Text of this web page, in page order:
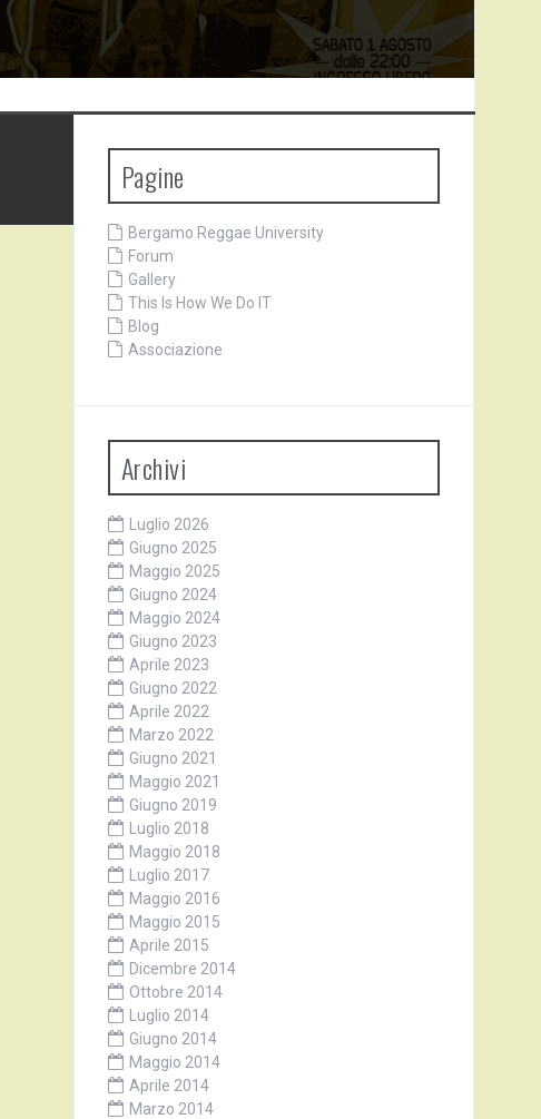
Pagine
Bergamo Reggae University
Forum
Gallery
This Is How We Do IT
Blog
Associazione
Archivi
Luglio 2026
Giugno 2025
Maggio 2025
Giugno 2024
Maggio 2024
Giugno 2023
Aprile 2023
Giugno 2022
Aprile 2022
Marzo 2022
Giugno 2021
Maggio 2021
Giugno 2019
Luglio 2018
Maggio 2018
Luglio 2017
Maggio 2016
Maggio 2015
Aprile 2015
Dicembre 2014
Ottobre 2014
Luglio 2014
Giugno 2014
Maggio 2014
Aprile 2014
Marzo 2014